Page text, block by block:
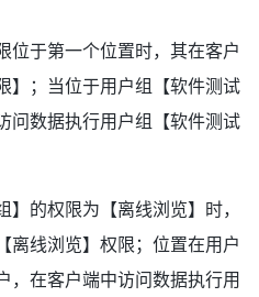
位于第一个位置时，其在客户
】；当位于用户组【软件测试
问数据执行用户组【软件测试
的权限为【离线浏览】时，
离线浏览】权限；位置在用户
，在客户端中访问数据执行用